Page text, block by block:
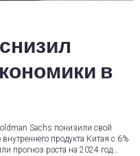
в
Sachs понизили свой
продукта Китая с 6%
прогноз роста на 2024 год…